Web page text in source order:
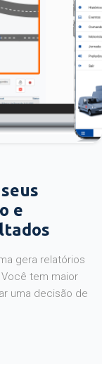
e
gera relatórios
tem maior
uma decisão de